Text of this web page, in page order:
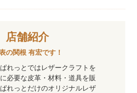
店舗紹介
の関根 有宏です！
れっとではレザークラフトを
必要な皮革・材料・道具を販
れっとだけのオリジナルレザ